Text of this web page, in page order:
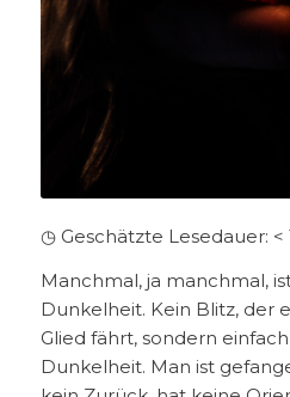
◷ Geschätzte Lesedauer: <
Manchmal, ja manchmal,
Dunkelheit. Kein Blitz, der
Glied fährt, sondern
Dunkelheit. Man ist